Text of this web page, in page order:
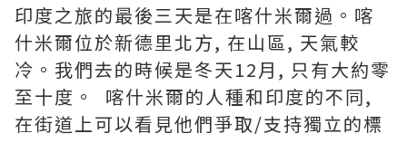
印度之旅的最後三天是在喀什米爾過。喀
什米爾位於新德里北方, 在山區, 天氣較
冷。我們去的時候是冬天12月, 只有大約零
至十度。 喀什米爾的人種和印度的不同,
在街道上可以看見他們爭取/支持獨立的標